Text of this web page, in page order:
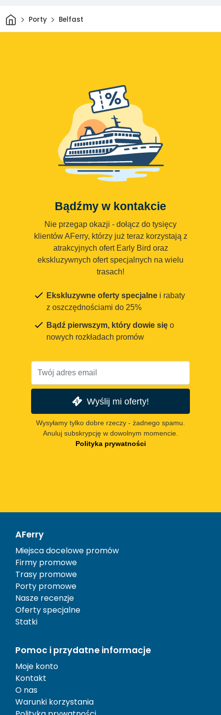
DomPorty Belfast
Bądźmy w kontakcie
Nie przegap okazji - dołącz do tysięcy
klientów AFerry, którzy już teraz korzystają z
atrakcyjnych ofert Early Bird oraz
ekskluzywnych ofert specjalnych na wielu
trasach!
Ekskluzywne oferty specjalne i rabaty
z oszczędnościami do 25%
Bądź pierwszym, który dowie się o
nowych rozkładach promów
Wyślij mi oferty!
Wysyłamy tylko dobre rzeczy - żadnego spamu.
Anuluj subskrypcję w dowolnym momencie.
Polityka prywatności
AFerry
Miejsca docelowe promów
Firmy promowe
Trasy promowe
Porty promowe
Nasze recenzje
Oferty specjalne
Statki
Pomoc i przydatne informacje
Moje konto
Kontakt
O nas
Warunki korzystania